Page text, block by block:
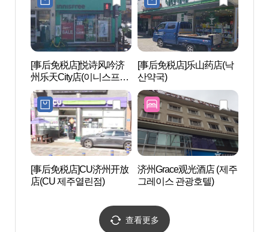
[事后免税店]悦诗风吟济
州乐天City店(이니스프리
제주롯데시티점)
[事后免税店]乐山药店(낙
산약국)
[事后免税店]CU济州开放
店(CU 제주열린점)
济州Grace观光酒店 (제주
그레이스 관광호텔)
查看更多